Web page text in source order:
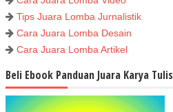
Tips Juara Lomba Jurnalistik
Cara Juara Lomba Desain
Cara Juara Lomba Artikel
Beli Ebook Panduan Juara Karya Tulis